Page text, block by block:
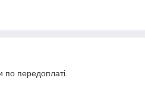
по передоплаті.